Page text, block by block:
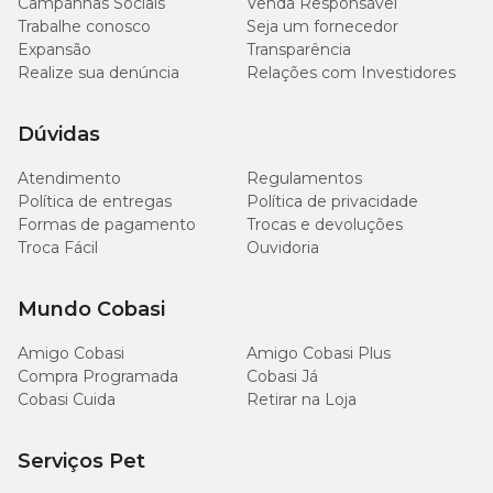
Cálcio (mín.)
1.500
(0,15%)
Cálcio (máx.)
Fósforo (mín)
500
mg/kg
Sódio (mín.)
Trabalhe conosco
Seja um fornecedor
Expansão
Transparência
Realize sua denúncia
Relações com Investidores
Dúvidas
Atendimento
Regulamentos
Política de entregas
Política de privacidade
Formas de pagamento
Trocas e devoluções
Troca Fácil
Ouvidoria
Mundo Cobasi
Amigo Cobasi
Amigo Cobasi Plus
Compra Programada
Cobasi Já
Cobasi Cuida
Retirar na Loja
Serviços Pet